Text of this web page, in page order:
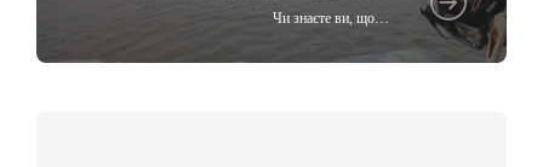
Чи знаєте ви, що…